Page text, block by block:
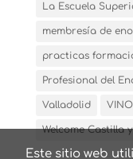
Este sitio web
La Escuela
membresía de
practicas
Profesional del
Valladolid VINO
Welcome Castilla